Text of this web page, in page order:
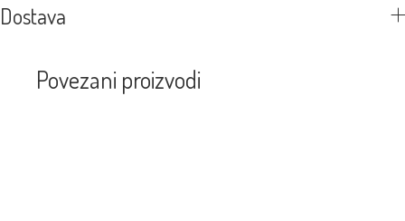
Dostava
Povezani proizvodi